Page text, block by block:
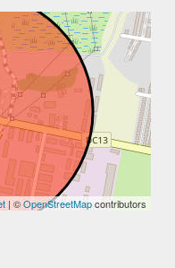
| ©OpenStreetMapcontributors